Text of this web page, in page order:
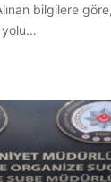
bilgilere
yolu…